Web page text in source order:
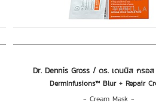
Dr. Dennis Gross / ดร. เดนนิส กรอ
DermInfusions™ Blur + Repair
- Cream Mask -